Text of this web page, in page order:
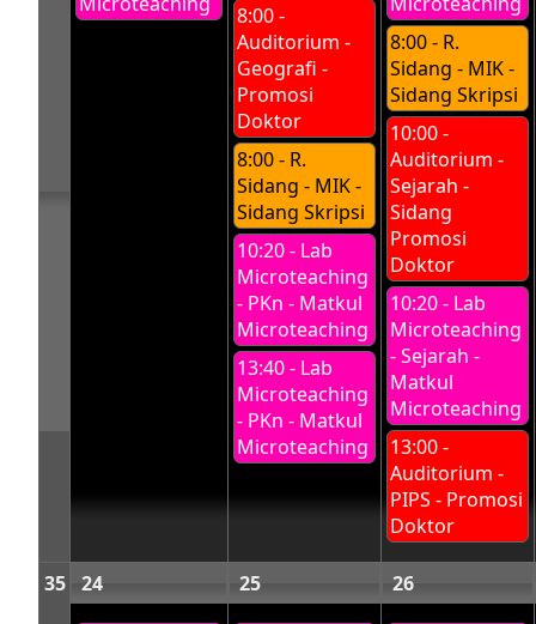
8:00 -
Auditorium -
Geografi -
Promosi
Doktor
8:00 - R.
Sidang - MIK -
Sidang Skripsi
10:20 - Lab
Microteaching
- PKn - Matkul
Microteaching
13:40 - Lab
Microteaching
- PKn - Matkul
Microteaching
8:00 - R.
Sidang - MIK -
Sidang Skripsi
10:00 -
Auditorium -
Sejarah -
Sidang
Promosi
Doktor
10:20 - Lab
Microteaching
- Sejarah -
Matkul
Microteaching
13:00 -
Auditorium -
PIPS - Promosi
Doktor
35 24 25 26